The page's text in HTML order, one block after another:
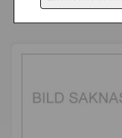
36 - Brake Markers
20 - Dent Cards
20 - Wooden
Försälj. rank:
dessa plastfickor